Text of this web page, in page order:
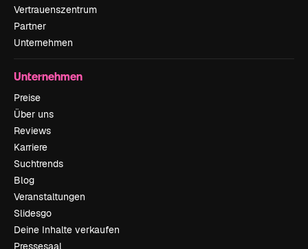
Vertrauenszentrum
Partner
Unternehmen
Unternehmen
Preise
Über uns
Reviews
Karriere
Suchtrends
Blog
Veranstaltungen
Slidesgo
Deine Inhalte verkaufen
Pressesaal